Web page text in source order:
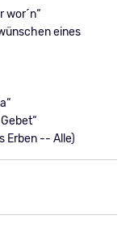
wor´n“
eines
Erben -- Alle)